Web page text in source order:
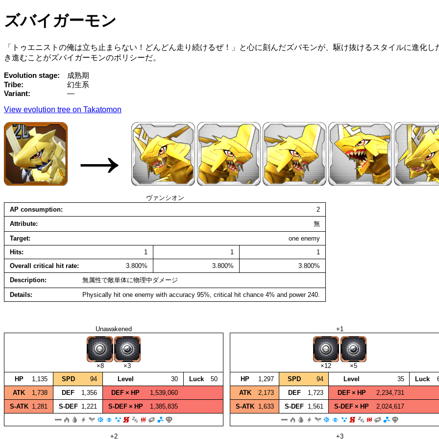
ズバイガーモン
「トゥエニストの俺は立ち止まらない！どんどん走り続けるぜ！」と心に刻んだズバモンが、駆け抜けるスタイルに進化
き進むことがズバイガーモンのポリシーだ。
Evolution stage
成熟期
Tribe
幻生系
Variant
—
View evolution tree on Takatomon
→
ヴァンシオン
AP consumption
2
Attribute
無
Target
one enemy
Hits
1 1
1
Overall critical hit rate
3.800% 3.800%
3.800%
Description
無属性で敵単体に物理中ダメージ
Details
Physically hit one enemy with accuracy 95%, critical hit chance 4% and power 240.
Unawakened
×8
×3
HP
1,135 SPD 94 Level 30 Luck
50
ATK
1,738 DEF 1,356 DEF × HP
1,539,060
S‑ATK 1,281 S‑DEF 1,221 S‑DEF × HP 1,385,835
+1
×12
×5
HP
1,297 SPD 94 Level 35 Luck
ATK
2,173 DEF 1,723 DEF × HP
2,234,731
S‑ATK 1,633 S‑DEF 1,561 S‑DEF × HP 2,024,617
+2 +3